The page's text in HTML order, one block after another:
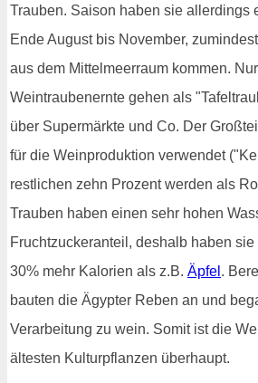
Trauben. Saison haben sie allerdings
Ende August bis November,
aus dem Mittelmeerraum kommen.
Weintraubenernte gehen als
über Supermärkte und Co. Der
für die Weinproduktion verwendet
restlichen zehn Prozent werden als
Trauben haben einen sehr hohen
Fruchtzuckeranteil, deshalb haben
30% mehr Kalorien als z.B. Äpfel .
bauten die Ägypter Reben an und
Verarbeitung zu wein. Somit ist die
ältesten Kulturpflanzen überhaupt.